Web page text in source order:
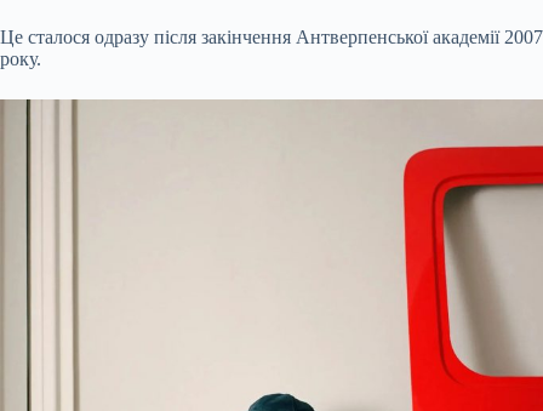
Це сталося одразу після закінчення Антверпенської академії 2007
року.